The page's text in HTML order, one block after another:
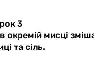
3
окремій мисці
та сіль.